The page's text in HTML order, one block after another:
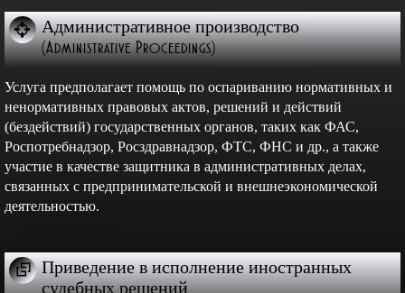
Административное производство
(Administrative Proceedings)
Услуга предполагает помощь по оспариванию нормативных и
ненормативных правовых актов, решений и действий
(бездействий) государственных органов, таких как ФАС,
Роспотребнадзор, Росздравнадзор, ФТС, ФНС и др., а также
участие в качестве защитника в административных делах,
связанных с предпринимательской и внешнеэкономической
деятельностью.
Приведение в исполнение иностранных
судебных решений